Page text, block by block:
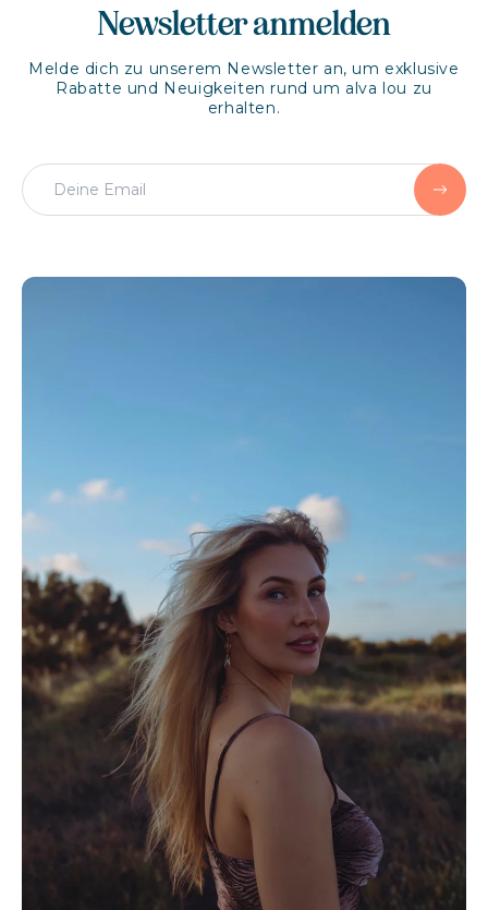
Newsletter anmelden
Melde dich zu unserem Newsletter an, um exklusive
Rabatte und Neuigkeiten rund um alva lou zu
erhalten.